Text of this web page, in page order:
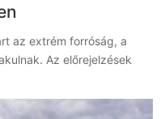
az extrém forróság, a
Az előrejelzések